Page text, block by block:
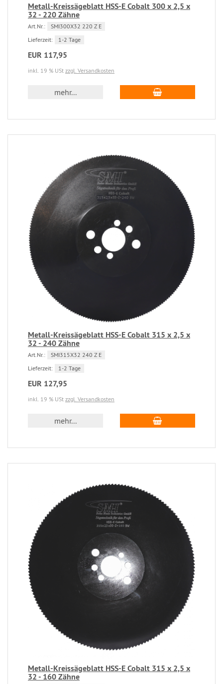
Metall-Kreissägeblatt HSS-E Cobalt 300 x 2,5 x
32 - 220 Zähne
Art.Nr.:
SMI300X32 220 Z E
Lieferzeit:
1-2 Tage
EUR 117,95
inkl. 19 % USt zzgl. Versandkosten
mehr...
Metall-Kreissägeblatt HSS-E Cobalt 315 x 2,5 x
32 - 240 Zähne
Art.Nr.:
SMI315X32 240 Z E
Lieferzeit:
1-2 Tage
EUR 127,95
inkl. 19 % USt zzgl. Versandkosten
mehr...
Metall-Kreissägeblatt HSS-E Cobalt 315 x 2,5 x
32 - 160 Zähne